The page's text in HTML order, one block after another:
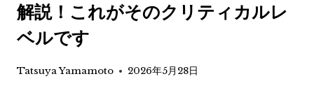
解説！これがそのクリティカルレ
ベルです
Tatsuya Yamamoto 2026年5月28日